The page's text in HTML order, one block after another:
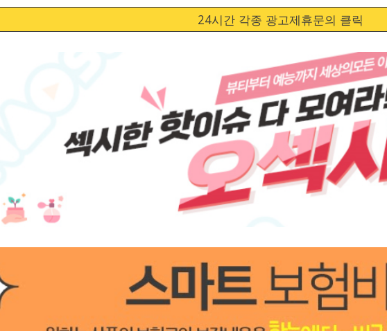
24시간 각종 광고제휴문의 클릭